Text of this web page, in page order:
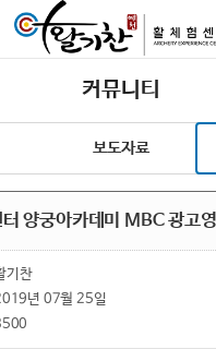
커뮤니티
보도자료
양궁아카데미 MBC 광고
기찬
년 07월 25일